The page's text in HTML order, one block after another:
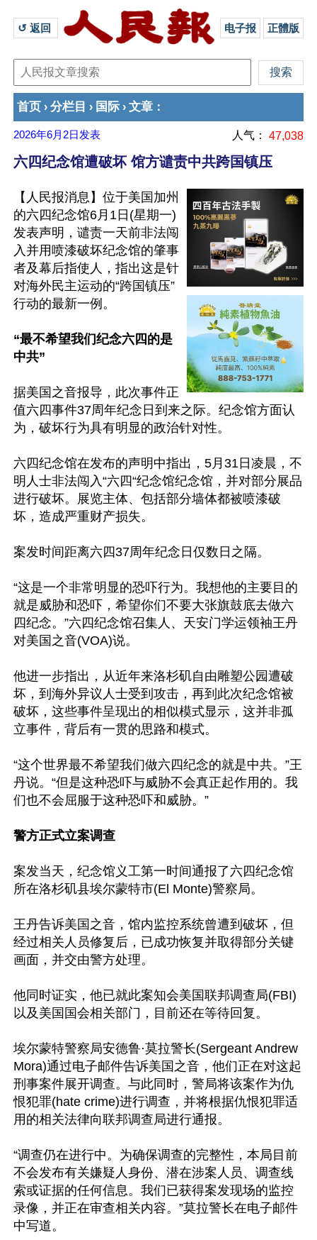
↺ 返回 电子报 正體版
首页 › 分栏目 › 国际 › 文章 ：
2026年6月2日 发表 人气： 47,038
六四纪念馆遭破坏 馆方谴责中共跨国镇压
【人民报消息】位于美国加州
的六四纪念馆6月1日(星期一)
发表声明，谴责一天前非法闯
入并用喷漆破坏纪念馆的肇事
者及幕后指使人，指出这是针
对海外民主运动的“跨国镇压”
行动的最新一例。
“最不希望我们纪念六四的是
中共”
据美国之音报导，此次事件正
值六四事件37周年纪念日到来之际。纪念馆方面认
为，破坏行为具有明显的政治针对性。
六四纪念馆在发布的声明中指出，5月31日凌晨，不
明人士非法闯入“六四“纪念馆纪念馆，并对部分展品
进行破坏。展览主体、包括部分墙体都被喷漆破
坏，造成严重财产损失。
案发时间距离六四37周年纪念日仅数日之隔。
“这是一个非常明显的恐吓行为。我想他的主要目的
就是威胁和恐吓，希望你们不要大张旗鼓底去做六
四纪念。”六四纪念馆召集人、天安门学运领袖王丹
对美国之音(VOA)说。
他进一步指出，从近年来洛杉矶自由雕塑公园遭破
坏，到海外异议人士受到攻击，再到此次纪念馆被
破坏，这些事件呈现出的相似模式显示，这并非孤
立事件，背后有一贯的思路和模式。
“这个世界最不希望我们做六四纪念的就是中共。”王
丹说。“但是这种恐吓与威胁不会真正起作用的。我
们也不会屈服于这种恐吓和威胁。”
警方正式立案调查
案发当天，纪念馆义工第一时间通报了六四纪念馆
所在洛杉矶县埃尔蒙特市(El Monte)警察局。
王丹告诉美国之音，馆内监控系统曾遭到破坏，但
经过相关人员修复后，已成功恢复并取得部分关键
画面，并交由警方处理。
他同时证实，他已就此案知会美国联邦调查局(FBI)
以及美国国会相关部门，目前还在等待回复。
埃尔蒙特警察局安德鲁·莫拉警长(Sergeant Andrew
Mora)通过电子邮件告诉美国之音，他们正在对这起
刑事案件展开调查。与此同时，警局将该案作为仇
恨犯罪(hate crime)进行调查，并将根据仇恨犯罪适
用的相关法律向联邦调查局进行通报。
“调查仍在进行中。为确保调查的完整性，本局目前
不会发布有关嫌疑人身份、潜在涉案人员、调查线
索或证据的任何信息。我们已获得案发现场的监控
录像，并正在审查相关内容。”莫拉警长在电子邮件
中写道。